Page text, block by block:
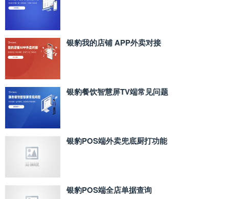
银豹我的店铺 APP外卖对接
银豹餐饮智慧屏TV端常见问题
银豹POS端外卖兜底厨打功能
银豹POS端全店单据查询